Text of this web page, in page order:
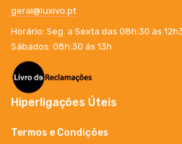
geral@luxivo.pt
Horário: Seg. a Sexta das 08h:30 às
Sábados: 08h:30 ás 13h
Hiperligações Úteis
Termos e Condições